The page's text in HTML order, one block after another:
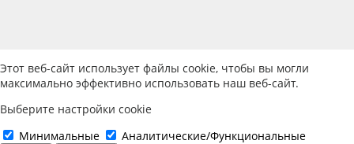
Этот веб-сайт использует файлы cookie, чтобы вы могли
максимально эффективно использовать наш веб-сайт.
Выберите настройки cookie
Минимальные
Аналитические/Функциональные